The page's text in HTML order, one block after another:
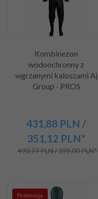
Kombinezon
wodoochronny z
wgrzanymi kaloszami Aj
Group - PROS
431,88 PLN /
351,12 PLN*
490,77 PLN / 399,00 PLN*
Promocja